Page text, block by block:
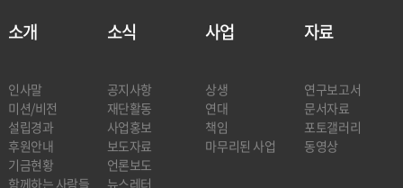
소개
인사말
미션/비전
설립경과
후원안내
기금현황
함께하는 사람들
소식
공지사항
재단활동
사업홍보
보도자료
언론보도
뉴스레터
사업
상생
연대
책임
마무리된 사업
자료
연구보고서
문서자료
포토갤러리
동영상